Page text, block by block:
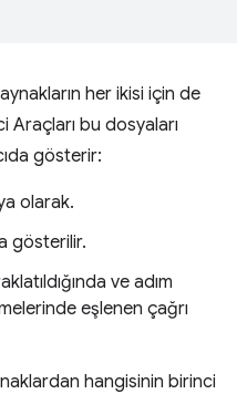
her ikisi için de
Araçları bu dosyaları
gösterir:
olarak.
gösterilir.
ve adım
eşlenen çağrı
hangisinin birinci